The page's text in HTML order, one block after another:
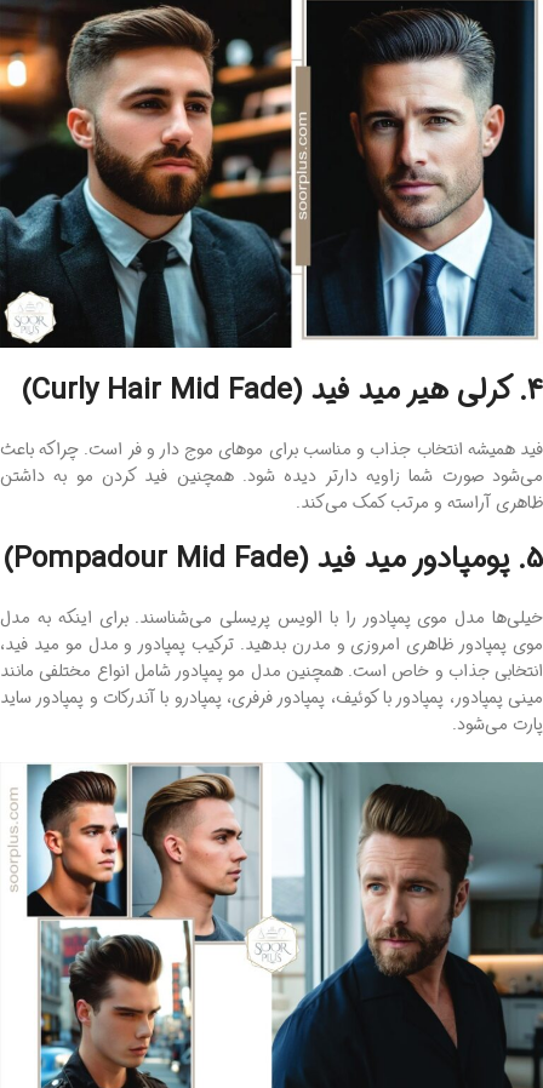
4. کرلی هیر مید فید (Curly Hair Mid Fade)
فید همیشه انتخاب جذاب و مناسب برای موهای موج ‌دار و فر است. چراکه باعث
می‌شود صورت شما زاویه ‌دارتر دیده شود. همچنین فید کردن مو به داشتن
ظاهری آراسته و مرتب کمک می‌کند.
5. پومپادور مید فید (Pompadour Mid Fade)
خیلی‌ها مدل موی پمپادور را با الویس پریسلی می‌شناسند. برای اینکه به مدل
موی پمپادور ظاهری امروزی و مدرن بدهید. ترکیب پمپادور و مدل مو مید فید،
انتخابی جذاب و خاص است. همچنین مدل مو پمپادور شامل انواع مختلفی مانند
مینی پمپادور، پمپادور با کوئیف، پمپادور فرفری، پمپادرو با آندرکات و پمپادور ساید
پارت می‌شود.